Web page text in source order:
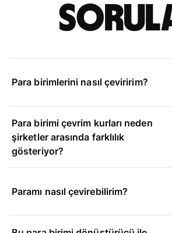
Para birimlerini nasıl çeviririm?
Para birimi çevrim kurları neden
şirketler arasında farklılık
gösteriyor?
Paramı nasıl çevirebilirim?